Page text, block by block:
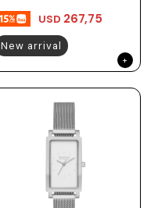
USD 267,75
New arrival